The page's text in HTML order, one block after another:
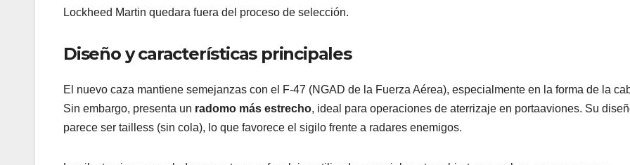
Lockheed Martin quedara fuera del proceso de selección.
Diseño y características principales
El nuevo caza mantiene semejanzas con el F-47 (NGAD de la Fuerza Aérea), especialmente en la forma de la
Sin embargo, presenta un radomo más estrecho, ideal para operaciones de aterrizaje en portaaviones. Su
parece ser tailless (sin cola), lo que favorece el sigilo frente a radares enemigos.